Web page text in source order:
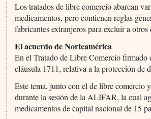
Los tratados de libre comercio abarcan
medicamentos, pero contienen reglas
fabricantes extranjeros para excluir a
El acuerdo de Norteamérica
En el Tratado de Libre Comercio firmado
cláusula 1711, relativa a la protección de
Este tema, junto con el de libre comercio
durante la sesión de la ALIFAR, la cual
medicamentos de capital nacional de 15